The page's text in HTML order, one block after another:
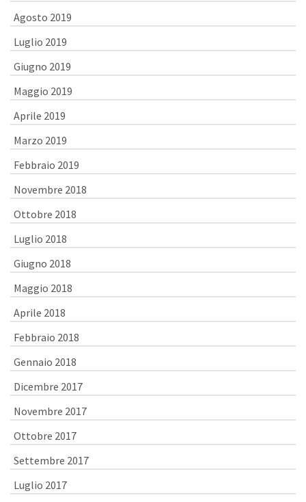
Agosto 2019
Luglio 2019
Giugno 2019
Maggio 2019
Aprile 2019
Marzo 2019
Febbraio 2019
Novembre 2018
Ottobre 2018
Luglio 2018
Giugno 2018
Maggio 2018
Aprile 2018
Febbraio 2018
Gennaio 2018
Dicembre 2017
Novembre 2017
Ottobre 2017
Settembre 2017
Luglio 2017